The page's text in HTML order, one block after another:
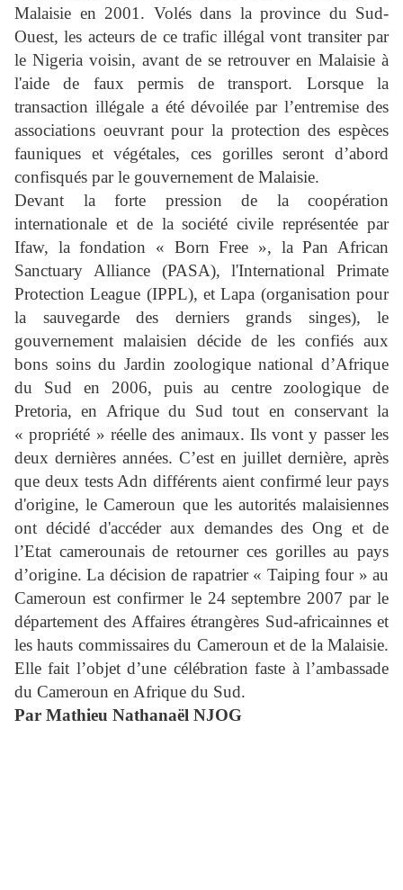
Malaisie en 2001. Volés dans la province du Sud-
Ouest, les acteurs de ce trafic illégal vont transiter par
le Nigeria voisin, avant de se retrouver en Malaisie à
l'aide de faux permis de transport. Lorsque la
transaction illégale a été dévoilée par l’entremise des
associations oeuvrant pour la protection des espèces
fauniques et végétales, ces gorilles seront d’abord
confisqués par le gouvernement de Malaisie.
Devant la forte pression de la coopération
internationale et de la société civile représentée par
Ifaw, la fondation « Born Free », la Pan African
Sanctuary Alliance (PASA), l'International Primate
Protection League (IPPL), et Lapa (organisation pour
la sauvegarde des derniers grands singes), le
gouvernement malaisien décide de les confiés aux
bons soins du Jardin zoologique national d’Afrique
du Sud en 2006, puis au centre zoologique de
Pretoria, en Afrique du Sud tout en conservant la
« propriété » réelle des animaux. Ils vont y passer les
deux dernières années. C’est en juillet dernière, après
que deux tests Adn différents aient confirmé leur pays
d'origine, le Cameroun que les autorités malaisiennes
ont décidé d'accéder aux demandes des Ong et de
l’Etat camerounais de retourner ces gorilles au pays
d’origine. La décision de rapatrier « Taiping four » au
Cameroun est confirmer le 24 septembre 2007 par le
département des Affaires étrangères Sud-africainnes et
les hauts commissaires du Cameroun et de la Malaisie.
Elle fait l’objet d’une célébration faste à l’ambassade
du Cameroun en Afrique du Sud.
Par Mathieu Nathanaël NJOG